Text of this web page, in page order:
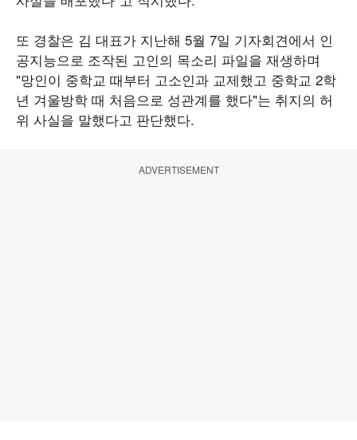
또 경찰은 김 대표가 지난해 5월 7일 기자회견에서 인
공지능으로 조작된 고인의 목소리 파일을 재생하며
"망인이 중학교 때부터 고소인과 교제했고 중학교 2학
년 겨울방학 때 처음으로 성관계를 했다"는 취지의 허
위 사실을 말했다고 판단했다.
ADVERTISEMENT